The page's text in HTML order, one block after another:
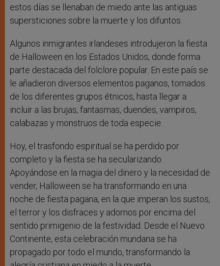
estos días se llenaban de miedo ante las antiguas
supersticiones sobre la muerte y los difuntos.
Algunos inmigrantes irlandeses introdujeron la fiesta
de Halloween en los Estados Unidos, donde forma
parte destacada del folclore popular. En este país se
le añadieron diversos elementos paganos, tomados
de los diferentes grupos étnicos, hasta llegar a
incluir a las brujas, fantasmas, duendes, vampiros,
calabazas y monstruos de toda especie.
Hoy, el trasfondo espiritual se ha perdido por
completo y la fiesta se ha secularizando.
Apoyándose en la magia del dinero y la necesidad de
vender, Halloween se ha transformando en una
noche de fiesta pagana, en la que imperan los sustos,
el terror y los disfraces y adornos por encima del
sentido primigenio de la festividad. Desde el Nuevo
Continente, esta celebración mundana se ha
propagado por todo el mundo, transformando la